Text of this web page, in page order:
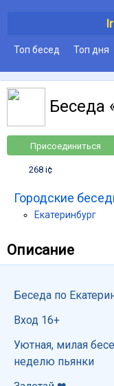
Топ бесед Топ дня
Беседа
Присоединиться
268 i¢
Городские
Екатеринбург
Описание
Беседа по
Вход 16+
Уютная, милая
неделю пьянки